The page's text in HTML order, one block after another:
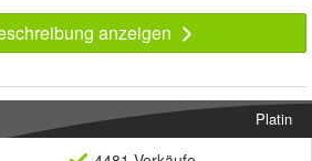
anzeigen
Platin